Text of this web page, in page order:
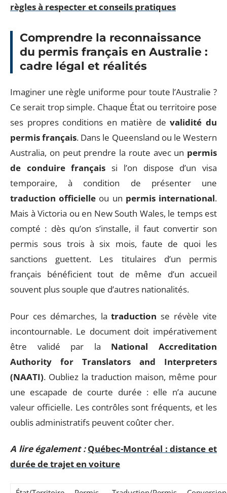
règles à respecter et conseils pratiques
Comprendre la reconnaissance
du permis français en Australie :
cadre légal et réalités
Imaginer une règle uniforme pour toute l’Australie ?
Ce serait trop simple. Chaque État ou territoire pose
ses propres conditions en matière devalidité du
permis français. Dans le Queensland ou le Western
Australia, on peut prendre la route avec un permis
de conduire français si l’on dispose d’un visa
temporaire, à condition de présenter une
traduction officielle ou un permis international.
Mais à Victoria ou en New South Wales, le temps est
compté : dès qu’on s’installe, il faut convertir son
permis sous trois à six mois, faute de quoi les
sanctions guettent. Les titulaires d’un permis
français bénéficient tout de même d’un accueil
souvent plus souple que d’autres nationalités.
Pour ces démarches, latraduction se révèle vite
incontournable. Le document doit impérativement
être validé par la National Accreditation
Authority for Translators and Interpreters
(NAATI). Oubliez la traduction maison, même pour
une escapade de courte durée : elle n’a aucune
valeur officielle. Les contrôles sont fréquents, et les
oublis administratifs peuvent coûter cher.
A lire également : Québec-Montréal : distance et
durée de trajet en voiture